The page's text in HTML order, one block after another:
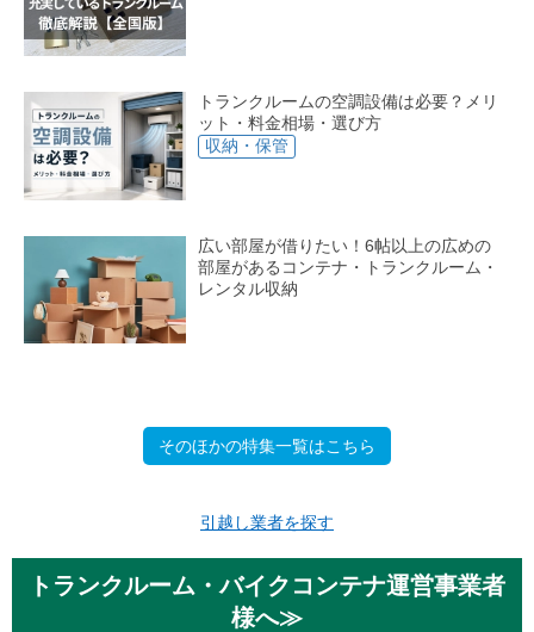
トランクルームの空調設備は必要？メリ
ット・料金相場・選び方
収納・保管
広い部屋が借りたい！6帖以上の広めの
部屋があるコンテナ・トランクルーム・
レンタル収納
そのほかの特集一覧はこちら
引越し業者を探す
トランクルーム・バイクコンテナ運営事業者
様へ≫